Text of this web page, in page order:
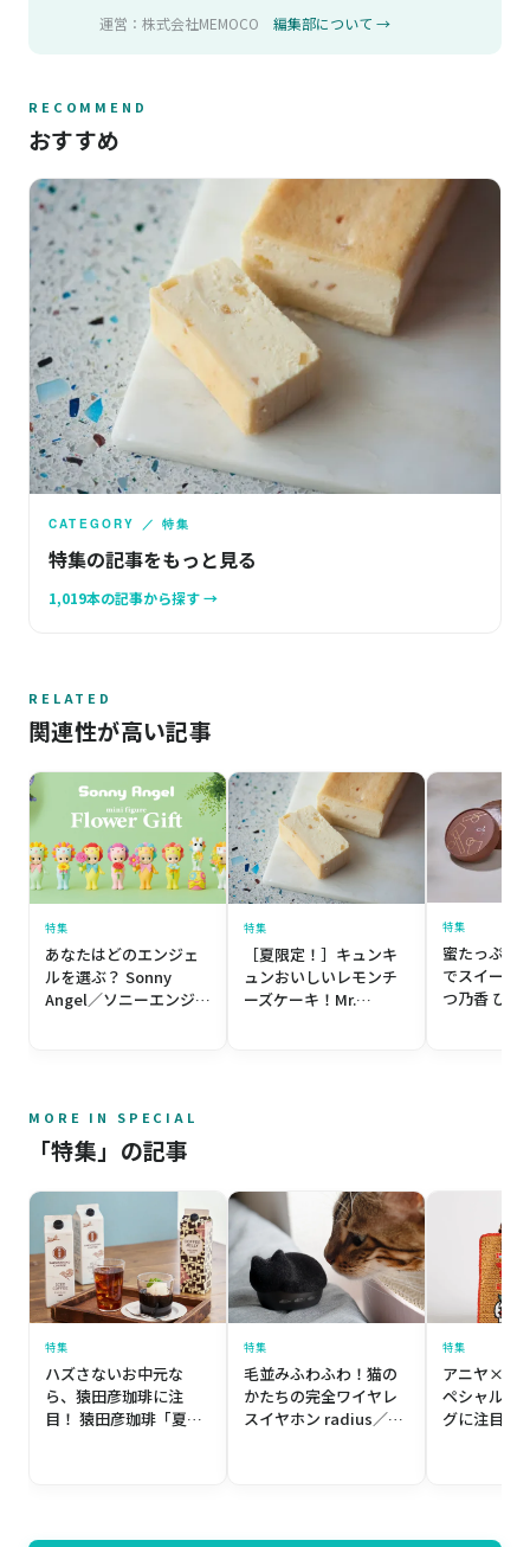
運営：株式会社MEMOCO 編集部について →
RECOMMEND
おすすめ
CATEGORY ／ 特集
特集の記事をもっと見る
1,019本の記事から探す →
RELATED
関連性が高い記事
特集
あなたはどのエンジェ
ルを選ぶ？ Sonny
Angel／ソニーエンジェ
特集
［夏限定！］キュンキ
ュンおいしいレモンチ
ーズケーキ！Mr.
特集
蜜たっぷり
でスイーツ
つ乃香 ひと
MORE IN SPECIAL
「特集」の記事
特集
ハズさないお中元な
ら、猿田彦珈琲に注
目！ 猿田彦珈琲「夏の
特集
毛並みふわふわ！猫の
かたちの完全ワイヤレ
スイヤホン radius／ラ
特集
アニヤ×す
ペシャルお
グに注目！